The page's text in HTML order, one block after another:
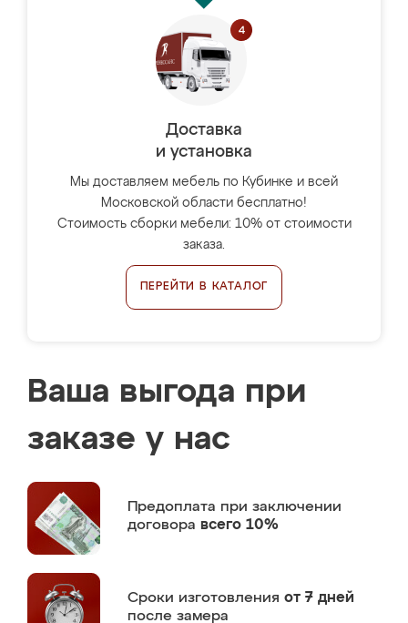
Доставка
и установка
Мы доставляем мебель по Кубинке и всей
Московской области бесплатно!
Стоимость сборки мебели: 10% от стоимости
заказа.
ПЕРЕЙТИ В КАТАЛОГ
Ваша выгода при
заказе у нас
Предоплата при заключении
договора всего 10%
Сроки изготовления от 7 дней
после замера